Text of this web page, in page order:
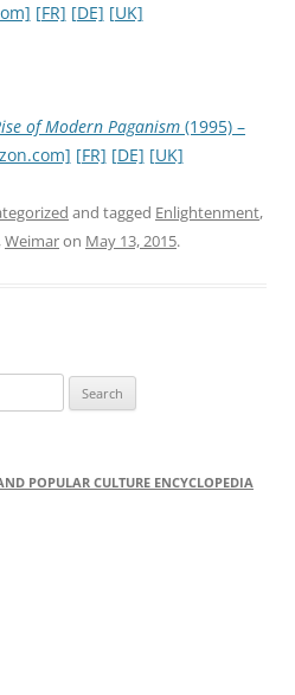
[FR] [DE] [UK]
of Modern Paganism (1995) –
[FR] [DE] [UK]
and tagged Enlightenment,
,Weimaron May 13, 2015.
POPULAR CULTURE ENCYCLOPEDIA